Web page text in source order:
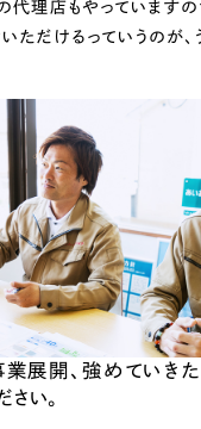
代理店もやっていますの
ただけるっていうのが
展開、強めていき
さい。